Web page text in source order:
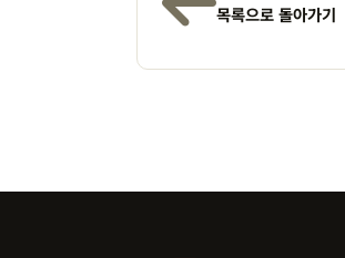
목록으로 돌아가기